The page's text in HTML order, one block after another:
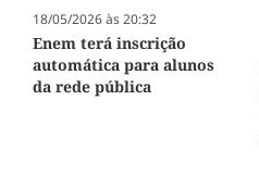
18/05/2026 às 20:32
Enem terá inscrição
automática para alunos
da rede pública